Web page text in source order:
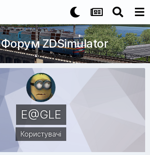
Форум ZDSimulator
E@GLE
Користувачі